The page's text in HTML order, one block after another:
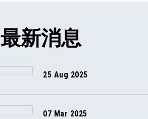
最新消息
25 Aug 2025
07 Mar 2025